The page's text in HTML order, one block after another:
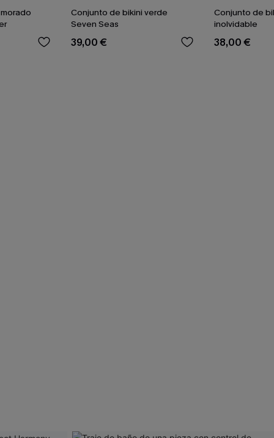
Conjunto de bikini verde
Seven Seas
39,00 €
Conjunto de
inolvidable
38,00 €